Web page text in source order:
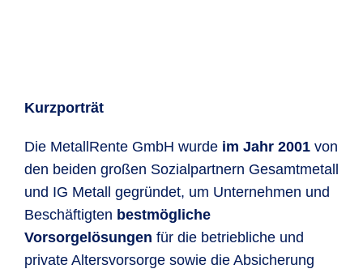
Kurzporträt
Die MetallRente GmbH wurde im Jahr 2001 von
den beiden großen Sozialpartnern Gesamtmetall
und IG Metall gegründet, um Unternehmen und
Beschäftigten bestmögliche
Vorsorgelösungen für die betriebliche und
private Altersvorsorge sowie die Absicherung